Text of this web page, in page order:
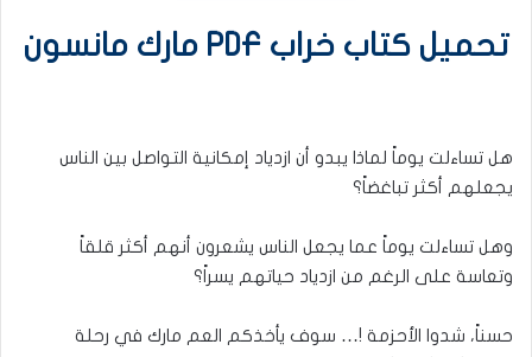
تحميل كتاب خراب PDF مارك مانسون
هل تساءلت يوماً لماذا يبدو أن ازدياد إمكانية التواصل بين الناس
يجعلهم أكثر تباغضاً؟
وهل تساءلت يوماً عما يجعل الناس يشعرون أنهم أكثر قلقاً
وتعاسة على الرغم من ازدياد حياتهم يسراً؟
حسناً، شدوا الأحزمة !… سوف يأخذكم العم مارك في رحلة